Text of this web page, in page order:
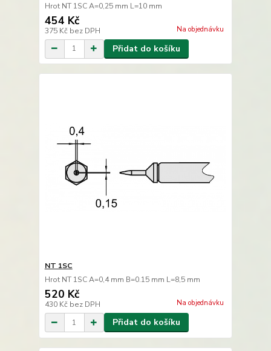
Hrot NT 1SC A=0,25 mm L=10 mm
454 Kč
375 Kč bez DPH Na objednávku
Přidat do košíku
NT 1SC
Hrot NT 1SC A=0,4 mm B=0.15 mm L=8,5 mm
520 Kč
430 Kč bez DPH Na objednávku
Přidat do košíku